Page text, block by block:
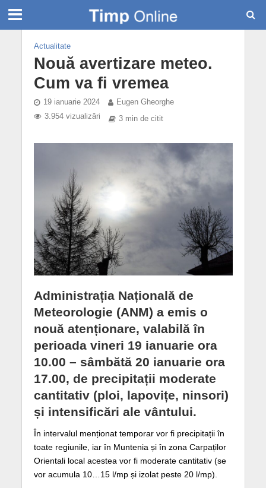
Actualitate
Nouă avertizare meteo.
Cum va fi vremea
19 ianuarie 2024
Eugen Gheorghe
3.954 vizualizări
3 min de citit
Administrația Națională de
Meteorologie (ANM) a emis o
nouă atenționare, valabilă în
perioada vineri 19 ianuarie ora
10.00 – sâmbătă 20 ianuarie ora
17.00, de precipitații moderate
cantitativ (ploi, lapovițe, ninsori)
și intensificări ale vântului.
În intervalul menționat temporar vor fi precipitații în
toate regiunile, iar în Muntenia și în zona Carpaților
Orientali local acestea vor fi moderate cantitativ (se
vor acumula 10…15 l/mp și izolat peste 20 l/mp).